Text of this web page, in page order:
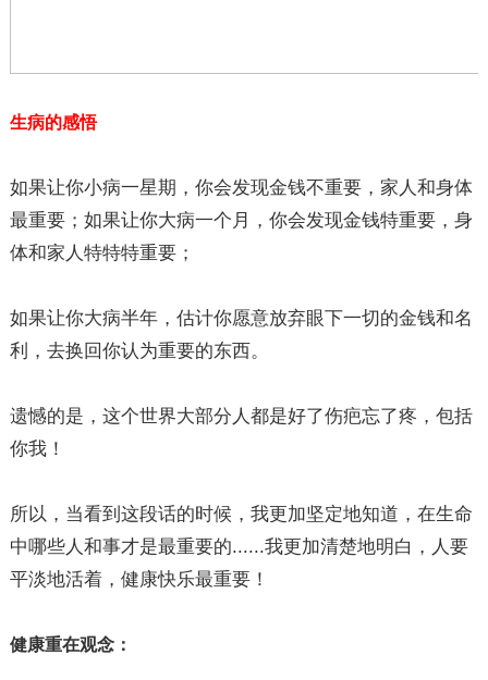
生病的感悟
如果让你小病一星期，你会发现金钱不重要，家人和身体
最重要；如果让你大病一个月，你会发现金钱特重要，身
体和家人特特特重要；
如果让你大病半年，估计你愿意放弃眼下一切的金钱和名
利，去换回你认为重要的东西。
遗憾的是，这个世界大部分人都是好了伤疤忘了疼，包括
你我！
所以，当看到这段话的时候，我更加坚定地知道，在生命
中哪些人和事才是最重要的......我更加清楚地明白，人要
平淡地活着，健康快乐最重要！
健康重在观念：